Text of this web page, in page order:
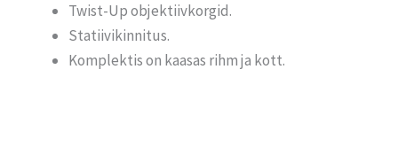
Twist-Up objektiivkorgid.
Statiivikinnitus.
Komplektis on kaasas rihm ja kott.